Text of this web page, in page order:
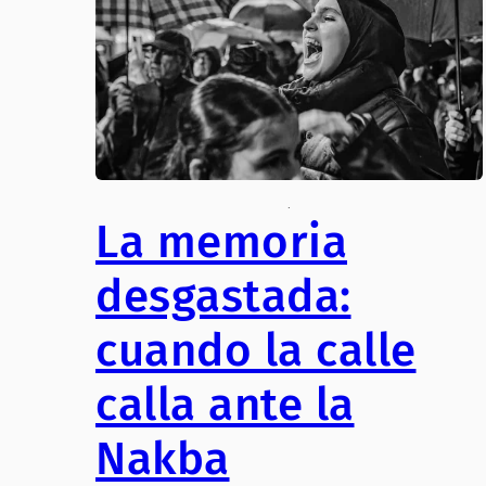
.
La memoria
desgastada:
cuando la calle
calla ante la
Nakba